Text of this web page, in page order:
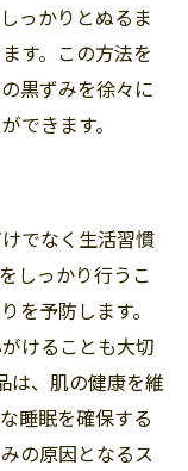
っかりとぬるま
す。この方法を
黒ずみを徐々に
できます。
でなく生活習慣
しっかり行うこ
を予防します。
けることも大切
は、肌の健康を維
睡眠を確保する
の原因となるス